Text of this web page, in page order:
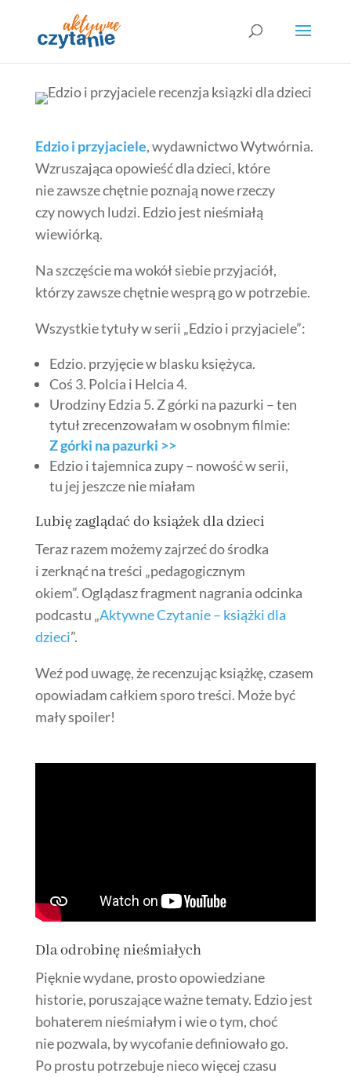
Edzio i przyjaciele, wydawnictwo Wytwórnia.
Wzruszająca opowieść dla dzieci, które
nie zawsze chętnie poznają nowe rzeczy
czy nowych ludzi. Edzio jest nieśmiałą
wiewiórką.
Na szczęście ma wokół siebie przyjaciół,
którzy zawsze chętnie wesprą go w potrzebie.
Wszystkie tytuły w serii „Edzio i przyjaciele”:
Edzio. przyjęcie w blasku księżyca.
Coś 3. Polcia i Helcia 4.
Urodziny Edzia 5. Z górki na pazurki – ten
tytuł zrecenzowałam w osobnym filmie:
Z górki na pazurki >>
Edzio i tajemnica zupy – nowość w serii,
tu jej jeszcze nie miałam
Lubię zaglądać doksiążek dla dzieci
Teraz razem możemy zajrzeć do środka
i zerknąć na treści „pedagogicznym
okiem”. Oglądasz fragment nagrania odcinka
podcastu „Aktywne Czytanie – książki dla
dzieci”.
Weź pod uwagę, że recenzując książkę, czasem
opowiadam całkiem sporo treści. Może być
mały spoiler!
Dla odrobinę nieśmiałych
Pięknie wydane, prosto opowiedziane
historie, poruszające ważne tematy. Edzio jest
bohaterem nieśmiałym i wie o tym, choć
nie pozwala, by wycofanie definiowało go.
Po prostu potrzebuje nieco więcej czasu